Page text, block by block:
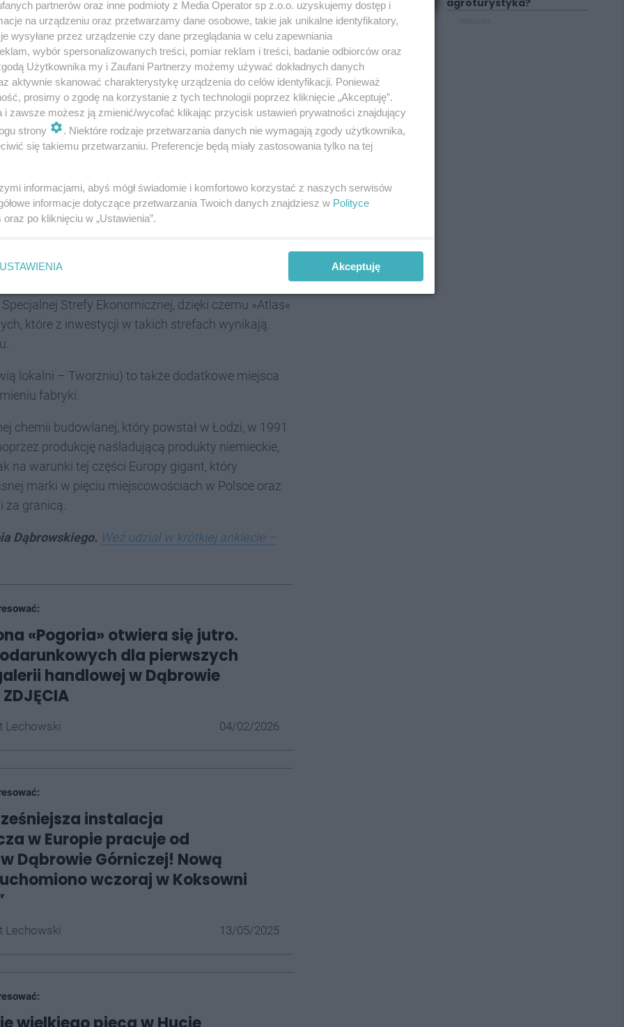
między innymi gotowych zapraw, w tym:
i wzmocnienie pozycji lidera grupy »Atlas« na
eksport do Czech, Słowacji i Rumunii.
informacyjny!
w strefie
Strefy Ekonomicznej, dzięki czemu »Atlas«
które z inwestycji w takich strefach wynikają.
lokalni – Tworzniu) to także dodatkowe miejsca
fabryki.
chemii budowlanej, który powstał w Łodzi, w 1991
produkcję naśladującą produkty niemieckie,
na warunki tej części Europy gigant, który
marki w pięciu miejscowościach w Polsce oraz
granicą.
Dąbrowskiego. Weź udział w krótkiej ankiecie –
«Pogoria» otwiera się jutro.
dla pierwszych
handlowej w Dąbrowie
Lechowski 04/02/2026
instalacja
w Europie pracuje od
Dąbrowie Górniczej! Nową
wczoraj w Koksowni
Lechowski 13/05/2025
agroturystyka?
partnerów oraz inne podmioty z Media Operator sp z.o.o. uzyskujemy dostęp i
na urządzeniu oraz przetwarzamy dane osobowe, takie jak unikalne identyfikatory,
wysyłane przez urządzenie czy dane przeglądania w celu zapewniania
wybór spersonalizowanych treści, pomiar reklam i treści, badanie odbiorców oraz
Użytkownika my i Zaufani Partnerzy możemy używać dokładnych danych
aktywnie skanować charakterystykę urządzenia do celów identyfikacji. Ponieważ
prosimy o zgodę na korzystanie z tych technologii poprzez kliknięcie „Akceptuję”.
i zawsze możesz ją zmienić/wycofać klikając przycisk ustawień prywatności znajdujący
strony
. Niektóre rodzaje przetwarzania danych nie wymagają zgody użytkownika,
się takiemu przetwarzaniu. Preferencje będą miały zastosowania tylko na tej
informacjami, abyś mógł świadomie i komfortowo korzystać z naszych serwisów
informacje dotyczące przetwarzania Twoich danych znajdziesz w Polityce
oraz po kliknięciu w „Ustawienia”.
USTAWIENIA Akceptuję